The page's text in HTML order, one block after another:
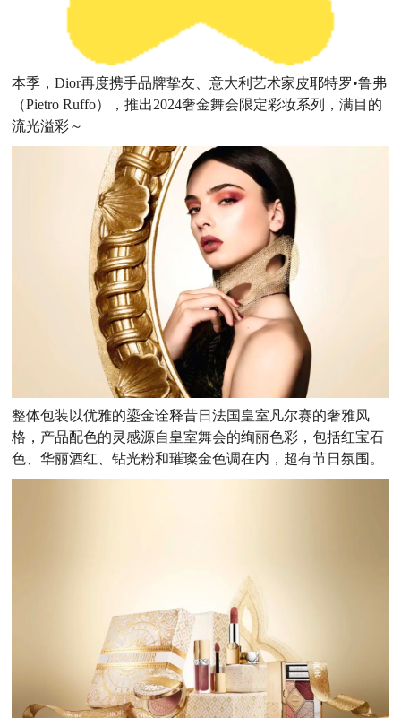
本季，Dior再度携手品牌挚友、意大利艺术家皮耶特罗•鲁弗
（Pietro Ruffo），推出2024奢金舞会限定彩妆系列，满目的
流光溢彩～
整体包装以优雅的鎏金诠释昔日法国皇室凡尔赛的奢雅风
格，产品配色的灵感源自皇室舞会的绚丽色彩，包括红宝石
色、华丽酒红、钻光粉和璀璨金色调在内，超有节日氛围。